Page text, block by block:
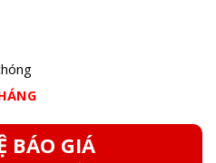
BÁO GIÁ